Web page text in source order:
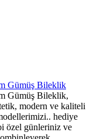
Gümüş Bileklik
Gümüş Bileklik,
modern ve kaliteli
hediye
özel günleriniz ve